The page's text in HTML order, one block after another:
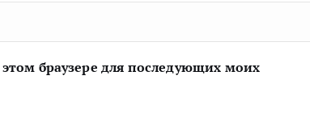
браузере для последующих моих